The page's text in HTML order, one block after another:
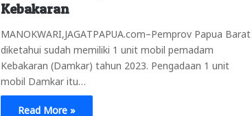
Kebakaran
MANOKWARI,JAGATPAPUA.com–Pemprov Papua Barat
diketahui sudah memiliki 1 unit mobil pemadam
Kebakaran (Damkar) tahun 2023. Pengadaan 1 unit
mobil Damkar itu…
Read More »